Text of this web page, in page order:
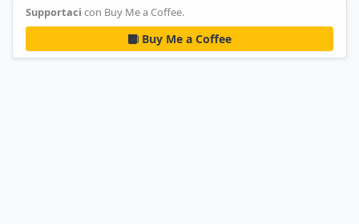
Supportaci con Buy Me a Coffee.
Buy Me a Coffee